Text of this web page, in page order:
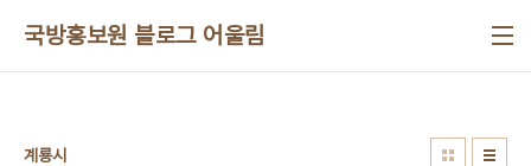
국방홍보원 블로그 어울림
계룡시